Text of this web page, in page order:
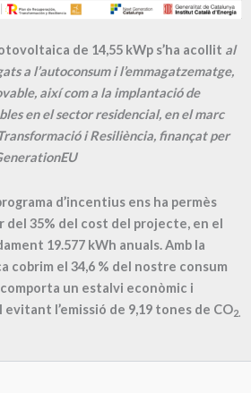
de 14,55 kWp s’ha acollit al
a l’autoconsum i l’emmagatzematge,
així com a la implantació de
en el sector residencial, en el marc
i Resiliència, finançat per
d’incentius ens ha permès
del 35% del cost del projecte, en el
19.577 kWh anuals. Amb la
cobrim el 34,6 % del nostre consum
un estalvi econòmic i
l’emissió de 9,19 tones de CO2.